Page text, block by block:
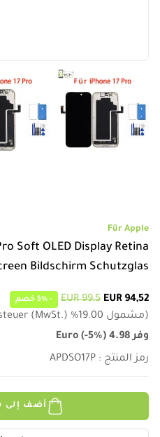
Für Apple
Soft OLED Display Retina
Bildschirm Schutzglas
94,52 EUR
99,5 EUR
-
5% خصم
(مشمول 19.00
%
(MwSt.)
وفر 4.98
Euro (-5%)
رمز المنتج :
APDSO17P
أضف إلى